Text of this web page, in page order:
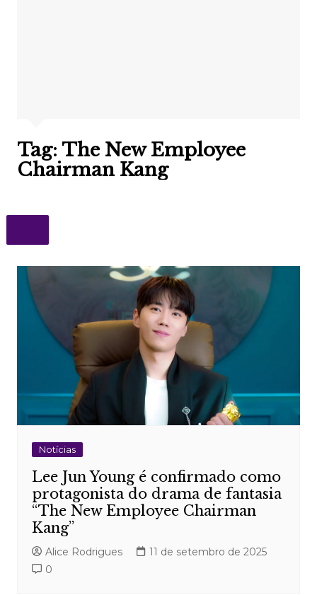
Tag: The New Employee
Chairman Kang
Notícias
Lee Jun Young é confirmado como
protagonista do drama de fantasia
“The New Employee Chairman
Kang”
Alice Rodrigues
11 de setembro de 2025
0